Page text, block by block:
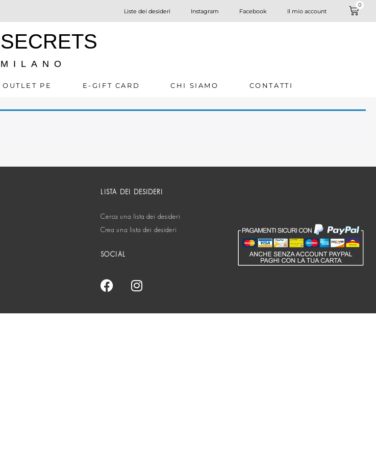
Liste dei desideri Instagram Facebook Il mio account
0
SECRETS
MILANO
OUTLET PE E-GIFT CARD CHI SIAMO CONTATTI
LISTA DEI DESIDERI
Cerca una lista dei desideri
Crea una lista dei desideri
SOCIAL